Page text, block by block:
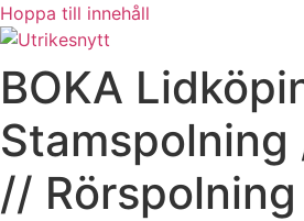
Hoppa till innehåll
BOKA
// Rörspolning